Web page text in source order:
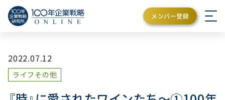
メンバー登録
2022.07.12
ライフその他